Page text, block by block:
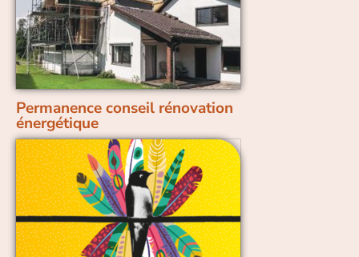
Permanence conseil rénovation
énergétique